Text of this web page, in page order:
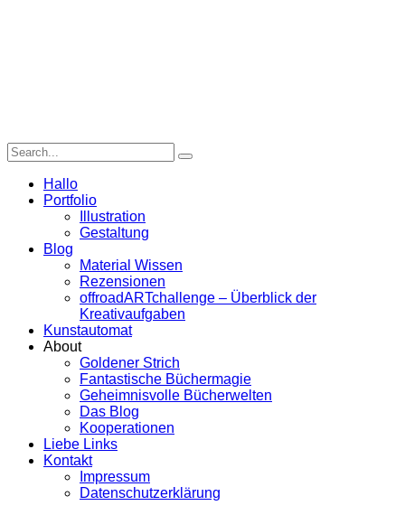
Hallo
Portfolio
Illustration
Gestaltung
Blog
Material Wissen
Rezensionen
offroadARTchallenge – Überblick der
Kreativaufgaben
Kunstautomat
About
Goldener Strich
Fantastische Büchermagie
Geheimnisvolle Bücherwelten
Das Blog
Kooperationen
Liebe Links
Kontakt
Impressum
Datenschutzerklärung